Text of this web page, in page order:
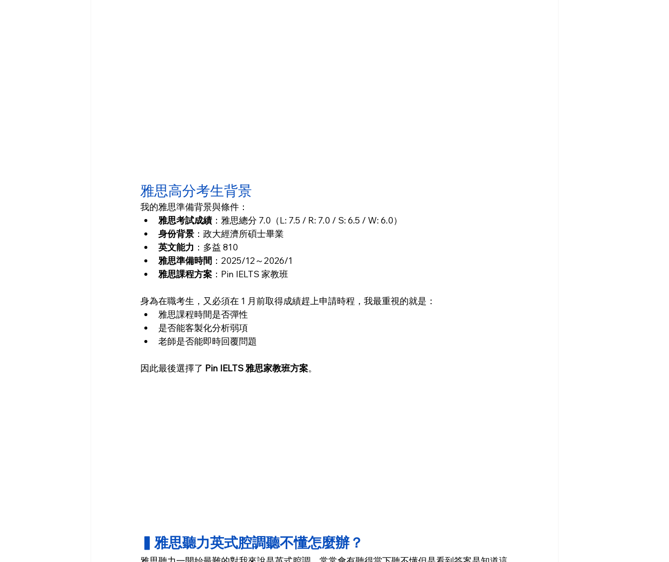
雅思高分考生背景
我的雅思準備背景與條件：
雅思考試成績：雅思總分 7.0（L: 7.5 / R: 7.0 / S: 6.5 / W: 6.0）
身份背景 ：政大經濟所碩士畢業
英文能力 ：多益 810
雅思準備時間 ：2025/12～2026/1
雅思課程方案 ：Pin IELTS 家教班
身為在職考生，又必須在 1 月前取得成績趕上申請時程，我最重視的就是：
雅思課程時間是否彈性
是否能客製化分析弱項
老師是否能即時回覆問題
因此最後選擇了 Pin IELTS 雅思家教班方案。
▍雅思聽力英式腔調聽不懂怎麼辦？